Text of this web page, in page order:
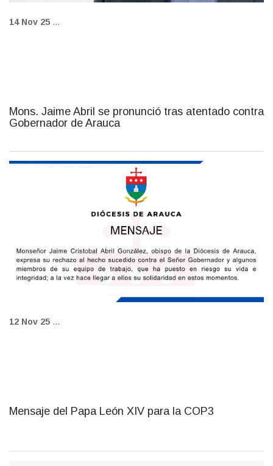
14 Nov 25 ...
Mons. Jaime Abril se pronunció tras atentado contra
Gobernador de Arauca
12 Nov 25 ...
Mensaje del Papa León XIV para la COP3